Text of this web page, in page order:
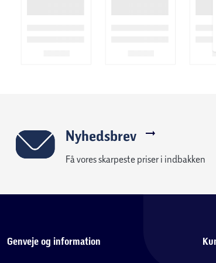
Med hele 40 forskellige nytte-, pynte-, og
der god plads til variation i udtrykket. På
En af de nye funktioner på SH40NV modellen er
gøres nemt ved tryk på en knap, samtidig med
med stor omhu og nøjagtighed, så er det vigtigt
m.m. Der er altså rig mulighed for lave flotte og
Nyhedsbrev
Få vores skarpeste priser i indbakken
Genveje og information